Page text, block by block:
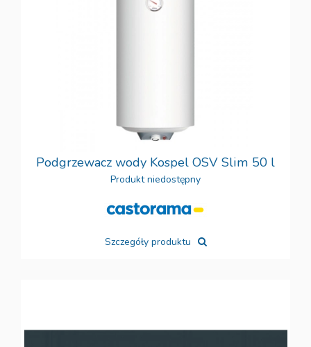
Podgrzewacz wody Kospel OSV Slim 50 l
Produkt niedostępny
Szczegóły produktu